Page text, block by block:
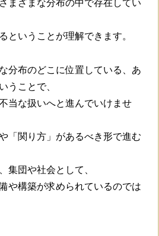
まざまな分布の中で存在してい
ということが理解できます。
分布のどこに位置している、あ
うことで、
当な扱いへと進んでいけませ
「関り方」があるべき形で進む
集団や社会として、
や構築が求められているのでは